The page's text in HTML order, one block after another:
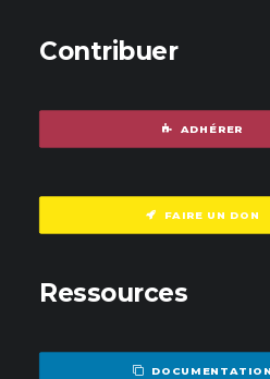
Contribuer
ADHÉRER
FAIRE UN DON
Ressources
DOCUMENTATION